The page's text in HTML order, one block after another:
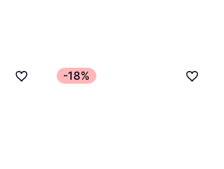
-18%